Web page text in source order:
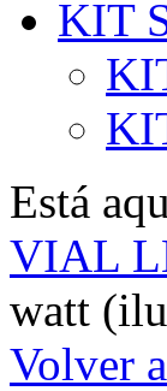
KIT
Está
VIAL
watt
Volver